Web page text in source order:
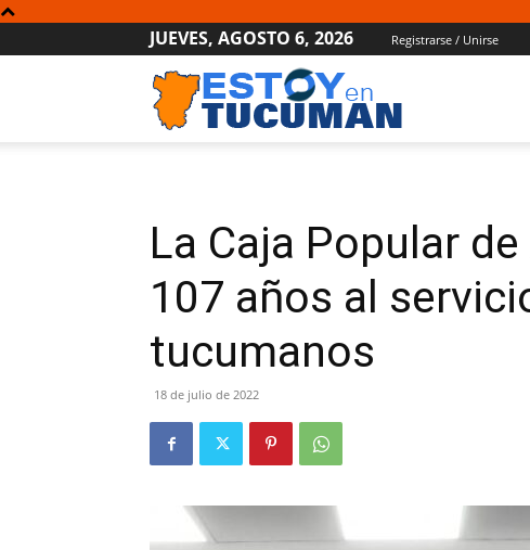
JUEVES, AGOSTO 6, 2026 Registrarse / Unirse
La Caja Popular
107 años al
tucumanos
18 de julio de 2022